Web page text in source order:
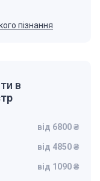
пізнання
в
від 6800 ₴
від 4850 ₴
від 1090 ₴